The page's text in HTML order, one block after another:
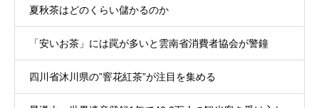
夏秋茶はどのくらい儲かるのか
「安いお茶」には罠が多いと雲南省消費者協会が警鐘
四川省沐川県の”窨花紅茶”が注目を集める